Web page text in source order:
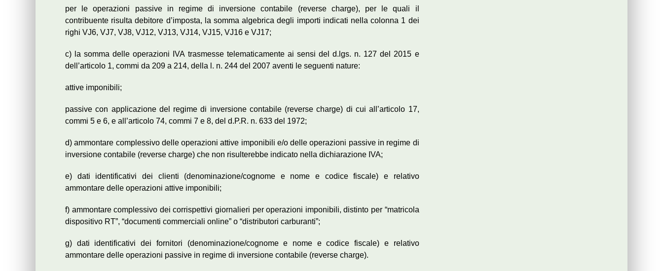
per le operazioni passive in regime di inversione contabile (reverse charge), per le quali il
contribuente risulta debitore d’imposta, la somma algebrica degli importi indicati nella colonna 1 dei
righi VJ6, VJ7, VJ8, VJ12, VJ13, VJ14, VJ15, VJ16 e VJ17;
c) la somma delle operazioni IVA trasmesse telematicamente ai sensi del d.lgs. n. 127 del 2015 e
dell’articolo 1, commi da 209 a 214, della l. n. 244 del 2007 aventi le seguenti nature:
attive imponibili;
passive con applicazione del regime di inversione contabile (reverse charge) di cui all’articolo 17,
commi 5 e 6, e all’articolo 74, commi 7 e 8, del d.P.R. n. 633 del 1972;
d) ammontare complessivo delle operazioni attive imponibili e/o delle operazioni passive in regime di
inversione contabile (reverse charge) che non risulterebbe indicato nella dichiarazione IVA;
e) dati identificativi dei clienti (denominazione/cognome e nome e codice fiscale) e relativo
ammontare delle operazioni attive imponibili;
f) ammontare complessivo dei corrispettivi giornalieri per operazioni imponibili, distinto per “matricola
dispositivo RT”, “documenti commerciali online” o “distributori carburanti”;
g) dati identificativi dei fornitori (denominazione/cognome e nome e codice fiscale) e relativo
ammontare delle operazioni passive in regime di inversione contabile (reverse charge).